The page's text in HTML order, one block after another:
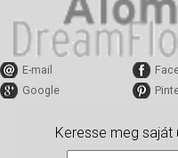
E-mail
Google
Keresse meg saját